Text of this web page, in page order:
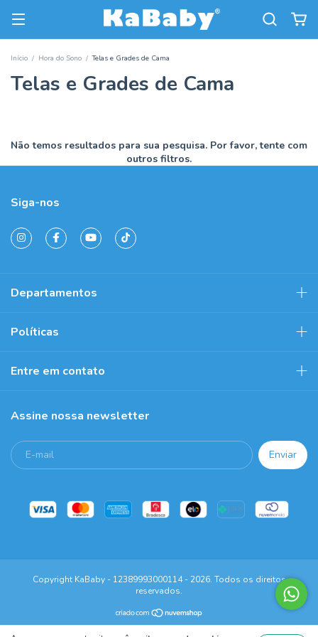
Início / Hora do Sono / Telas e Grades de Cama
Telas e Grades de Cama
Não temos resultados para sua pesquisa. Por favor, tente com
outros filtros.
Siga-nos
Departamentos
Políticas
Entre em contato
Assine nossa newsletter
Copyright KaBaby - 12389993000114 - 2026. Todos os direitos
reservados.